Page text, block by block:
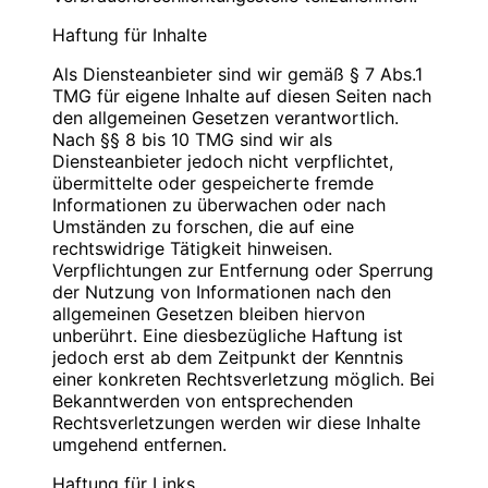
Blauweb.DE Internet-Solutions, Inhaber
Christan Hinzmann
Firmierung: BlauWeb.DE Internet-Solutions
Name: Christian Hinzmann
Strasse: Friedhofsweg 5
PLZ/Ort: 12529 Schönefeld
E-Mail: info@blauweb.de
Telefon: 03379 591001
Telefax: 03379 591 002
Mobil: 0176 277 50500
Umsatzsteuer-Identifikationsnummer gemäß §
27 a Umsatzsteuergesetz:
DE 283623660
Inhaber: Christian Hinzmann
Verantwortlich für den Inhalt nach § 55 Abs. 2
RStV:
Name: Christian Hinzmann
Strasse: Friedhofsweg 5
Verantwortliche Stelle
Name: Christian Hinzmann
Strasse: Friedhofsweg 5
PLZ/Ort: 12529 Schönefeld
E-Mail: info@blauweb.de
Mobil: 0176 277 50500
Cookies
Zur besseren Benutzerführung setzen wir Cookies
ein. Durch die Verwendung von Cookies wird die
Nutzung von Webseiten für den Nutzer vereinfacht.
Bestimmte Seiten sind ohne deren Einsatz nicht oder
nicht fehlerfrei aufrufbar. Diese Gründe stellen auch
das berechtigte Interesse für diese
Datenverarbeitung nach Art. 6 Abs. 1 lit. f DSGVO
dar (die Nutzung von Cookies zu Analysezwecken
wird in einem anderen Punkt behandelt). Gängige
Browser bieten die Einstellungsmöglichkeit, Cookies
Haftung für Inhalte
Als Diensteanbieter sind wir gemäß § 7 Abs.1
TMG für eigene Inhalte auf diesen Seiten nach
den allgemeinen Gesetzen verantwortlich.
Nach §§ 8 bis 10 TMG sind wir als
Diensteanbieter jedoch nicht verpflichtet,
übermittelte oder gespeicherte fremde
Informationen zu überwachen oder nach
Umständen zu forschen, die auf eine
rechtswidrige Tätigkeit hinweisen.
Verpflichtungen zur Entfernung oder Sperrung
der Nutzung von Informationen nach den
allgemeinen Gesetzen bleiben hiervon
unberührt. Eine diesbezügliche Haftung ist
jedoch erst ab dem Zeitpunkt der Kenntnis
einer konkreten Rechtsverletzung möglich. Bei
Bekanntwerden von entsprechenden
Rechtsverletzungen werden wir diese Inhalte
umgehend entfernen.
Haftung für Links